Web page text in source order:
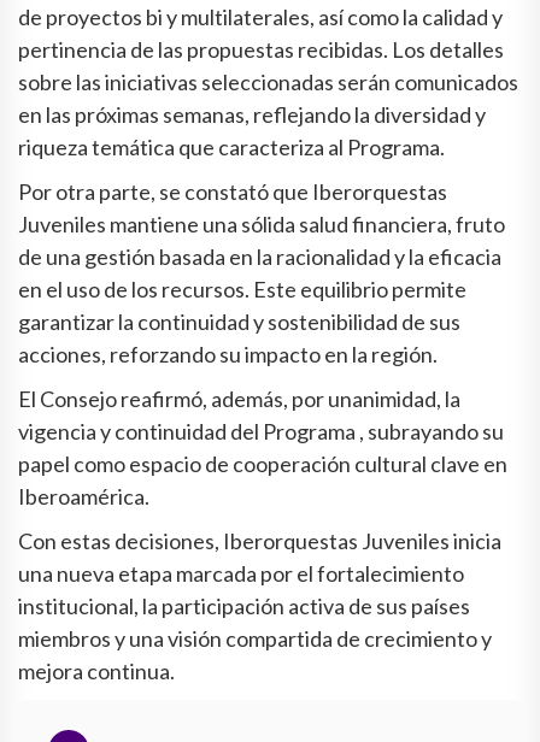
de proyectos bi y multilaterales, así como la calidad y
pertinencia de las propuestas recibidas. Los detalles
sobre las iniciativas seleccionadas serán comunicados
en las próximas semanas, reflejando la diversidad y
riqueza temática que caracteriza al Programa.
Por otra parte, se constató que Iberorquestas
Juveniles mantiene una sólida salud financiera, fruto
de una gestión basada en la racionalidad y la eficacia
en el uso de los recursos. Este equilibrio permite
garantizar la continuidad y sostenibilidad de sus
acciones, reforzando su impacto en la región.
El Consejo reafirmó, además, por unanimidad, la
vigencia y continuidad del Programa , subrayando su
papel como espacio de cooperación cultural clave en
Iberoamérica.
Con estas decisiones, Iberorquestas Juveniles inicia
una nueva etapa marcada por el fortalecimiento
institucional, la participación activa de sus países
miembros y una visión compartida de crecimiento y
mejora continua.